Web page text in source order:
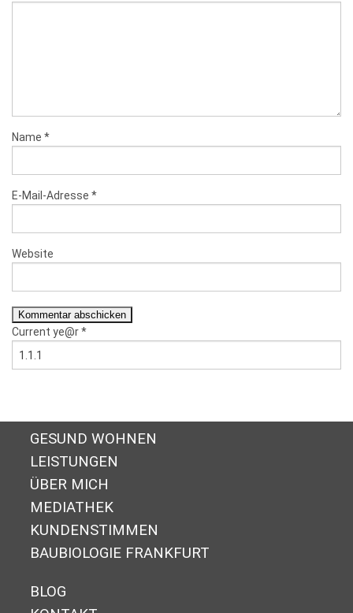
Name *
E-Mail-Adresse *
Website
Current ye@r*
GESUND WOHNEN
LEISTUNGEN
ÜBER MICH
MEDIATHEK
KUNDENSTIMMEN
BAUBIOLOGIE FRANKFURT
BLOG